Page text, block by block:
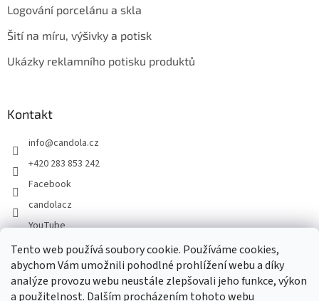
Tento web používá soubory cookie. Používáme cookies,
abychom Vám umožnili pohodlné prohlížení webu a díky
analýze provozu webu neustále zlepšovali jeho funkce, výkon
a použitelnost. Dalším procházením tohoto webu
Logování porcelánu a skla
Šití na míru, výšivky a potisk
Ukázky reklamního potisku produktů
Kontakt
info@candola.cz
+420 283 853 242
Facebook
candolacz
YouTube
Přijímáme online platby